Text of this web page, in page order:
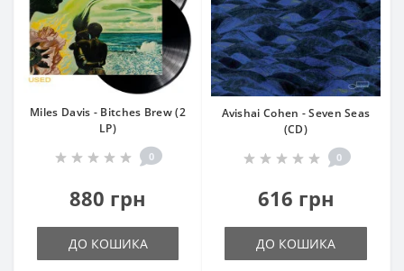
Miles Davis - Bitches Brew (2
LP)
0
880 грн
ДО КОШИКА
Avishai Cohen - Seven Seas
(CD)
0
616 грн
ДО КОШИКА